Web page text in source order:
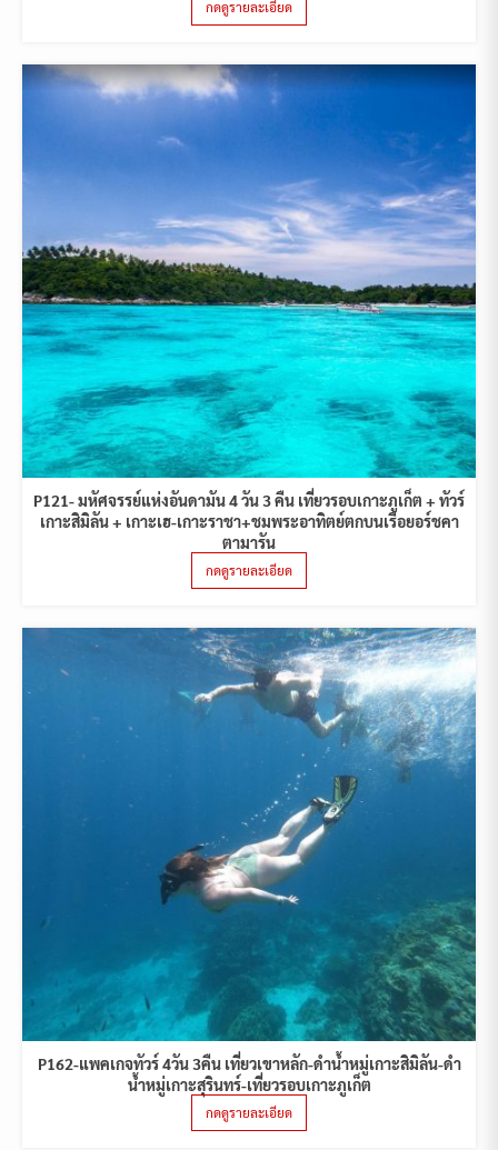
กดดูรายละเอียด
P121- มหัศจรรย์แห่งอันดามัน 4 วัน 3 คืน เที่ยวรอบเกาะภูเก็ต + ทัวร์
เกาะสิมิลัน + เกาะเฮ-เกาะราชา+ชมพระอาทิตย์ตกบนเรือยอร์ชคา
ตามารัน
กดดูรายละเอียด
P162-แพคเกจทัวร์ 4วัน 3คืน เที่ยวเขาหลัก-ดำน้ำหมู่เกาะสิมิลัน-ดำ
น้ำหมู่เกาะสุรินทร์-เที่ยวรอบเกาะภูเก็ต
กดดูรายละเอียด